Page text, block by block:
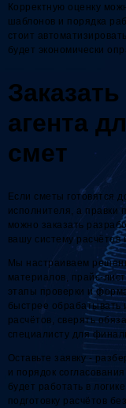
Корректную оценку
шаблонов и порядка
стоит
будет экономически
агента
смет
Если сметы готовятся
исполнителя, а правки
можно заказать
вашу систему
Мы настраиваем
материалов, прайс-
этапы проверки и
быстрее обрабатывать
расчётов, сверять
специалисту для
Оставьте заявку -
и порядок
будет работать в
подготовку расчётов